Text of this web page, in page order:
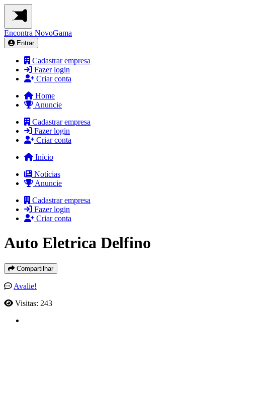
Encontra NovoGama
Entrar
Cadastrar empresa
Fazer login
Criar conta
Home
Anuncie
Cadastrar empresa
Fazer login
Criar conta
Início
Notícias
Anuncie
Cadastrar empresa
Fazer login
Criar conta
Auto Eletrica Delfino
Compartilhar
Avalie!
Visitas: 243